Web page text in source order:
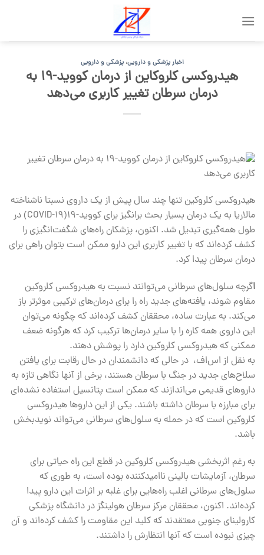
اخبار پزشکی و دارویی،پزشکی و دارویی
هیدروکسی کلروکاین از درمان کووید-۱۹ به
درمان سرطان تغییر کاربری می‌دهد
هیدروکسی کلروکین تنها چند سال پیش از یک داروی نسبتا ناشناخته
مالاریا به یک درمان بسیار بحث برانگیز برای کووید-۱۹(COVID-19) در
طول همه‌گیری تبدیل شد. اکنون، پزشکان راه‌های شگفت‌انگیزی را
کشف کرده‌اند که با تغییر کاربری این دارو ممکن است بتوان راهی برای
درمان سرطان پیدا کرد.
اگرچه سلول‌های سرطانی می‌توانند نسبت به هیدروکسی کلروکین
مقاوم شوند، یافته‌های جدید راه را برای درمان‌های ترکیبی موثرتر باز
می‌کند. به عبارت ساده، محققان کشف کرده‌اند که چگونه می‌توان
این داروی همه کاره را با سایر درمان‌ها ترکیب کرد که هرگونه ضعف
ممکنی که هیدروکسی کلروکین دارد را پوشش دهند.
به نقل از اس‌اف، ‌ در حالی که دانشمندان در حال رقابت برای یافتن
سلاح‌های جدید در جنگ با سرطان هستند، برخی از آنها نگاهی تازه به
داروهای قدیمی می‌اندازند که ممکن است پتانسیل استفاده نشده‌ای
برای مبارزه با سرطان داشته باشند. یکی از این داروها هیدروکسی
کلروکین است که در حمله به سلول‌های سرطانی می‌تواند نویدبخش
باشد.
به رغم اثربخشی هیدروکسی کلروکین در قطع این راه حیاتی برای
سرطان، آزمایشات بالینی ناامیدکننده بوده است، به طوری که
سلول‌های سرطانی اغلب راه‌هایی برای غلبه بر اثرات این دارو پیدا
کرده‌اند. اکنون، محققان مرکز سرطان هولینگز در دانشگاه پزشکی
کارولینای جنوبی معتقدند که کلید این مقاومت را کشف کرده‌اند و آن
چیزی نبوده است که آنها انتظارش را داشتند.